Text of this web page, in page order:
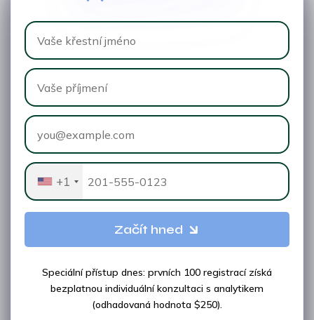
+1
Začít hned
Speciální přístup dnes: prvních 100 registrací získá
bezplatnou individuální konzultaci s analytikem
(odhadovaná hodnota $250).